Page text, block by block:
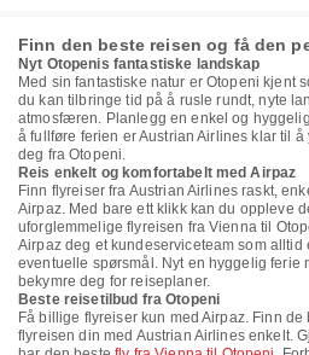
Finn den beste reisen og få den
Nyt Otopenis fantastiske landskap
Med sin fantastiske natur er Otopeni kjent
du kan tilbringe tid på å rusle rundt, nyte
atmosfæren. Planlegg en enkel og
å fullføre ferien er Austrian Airlines klar til
deg fra Otopeni.
Reis enkelt og komfortabelt med Airpaz
Finn flyreiser fra Austrian Airlines raskt,
Airpaz. Med bare ett klikk kan du oppleve
uforglemmelige flyreisen fra Vienna til
Airpaz deg et kundeserviceteam som alltid
eventuelle spørsmål. Nyt en hyggelig ferie
bekymre deg for reiseplaner.
Beste reisetilbud fra Otopeni
Få billige flyreiser kun med Airpaz. Finn de
flyreisen din med Austrian Airlines enkelt.